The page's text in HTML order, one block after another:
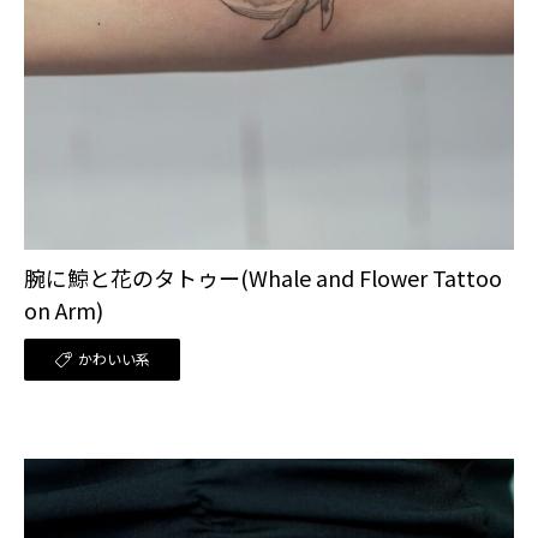
腕に鯨と花のタトゥー(Whale and Flower Tattoo
on Arm)
かわいい系